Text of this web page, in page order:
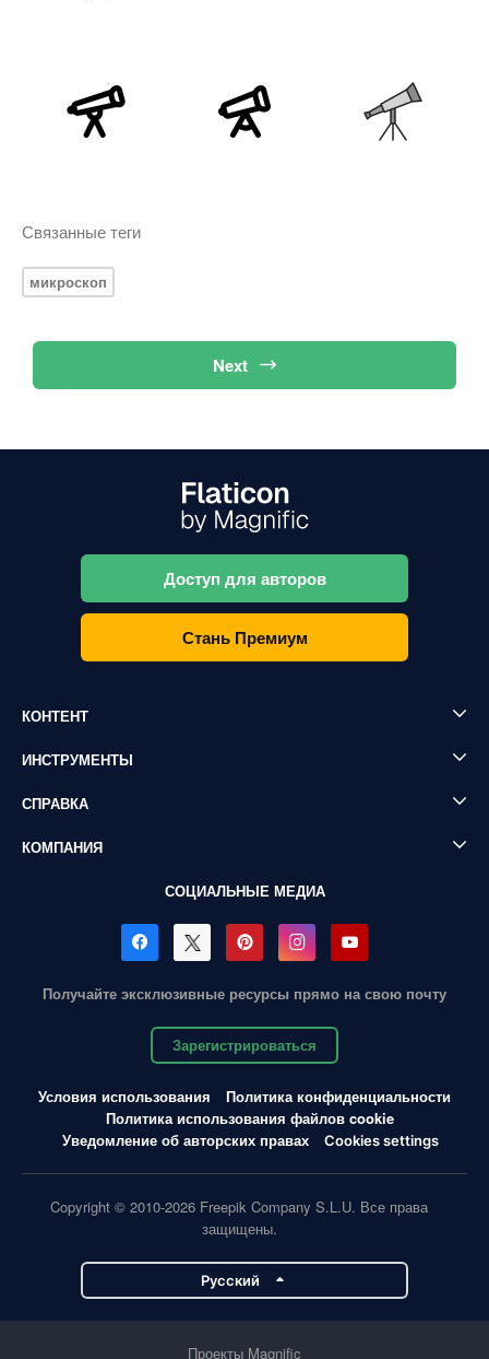
Связанные теги
микроскоп
Next
Доступ для авторов
Стань Премиум
КОНТЕНТ
ИНСТРУМЕНТЫ
СПРАВКА
КОМПАНИЯ
СОЦИАЛЬНЫЕ МЕДИА
Получайте эксклюзивные ресурсы прямо на свою почту
Зарегистрироваться
Условия использования
Политика конфиденциальности
Политика использования файлов cookie
Уведомление об авторских правах
Cookies settings
Copyright © 2010-2026 Freepik Company S.L.U. Все права
защищены.
Pусский
Проекты Magnific